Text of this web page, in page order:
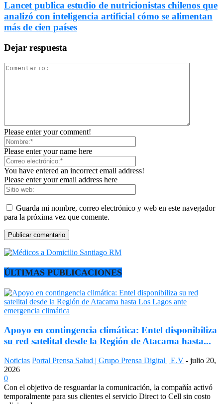
Lancet publica estudio de nutricionistas chilenos que
analizó con inteligencia artificial cómo se alimentan
más de cien países
Dejar respuesta
Please enter your comment!
Please enter your name here
You have entered an incorrect email address!
Please enter your email address here
Guarda mi nombre, correo electrónico y web en este navegador
para la próxima vez que comente.
ÚLTIMAS PUBLICACIONES
Apoyo en contingencia climática: Entel disponibiliza
su red satelital desde la Región de Atacama hasta...
Noticias Portal Prensa Salud | Grupo Prensa Digital | E.V - julio 20,
2026
0
Con el objetivo de resguardar la comunicación, la compañía activó
temporalmente para sus clientes el servicio Direct to Cell sin costo